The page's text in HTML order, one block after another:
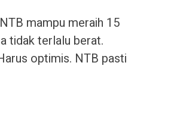
mampu meraih 15
tidak terlalu berat.
optimis. NTB pasti